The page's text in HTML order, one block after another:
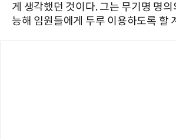
게 생각했던 것이다. 그는 무기명 명
능해 임원들에게 두루 이용하도록 할